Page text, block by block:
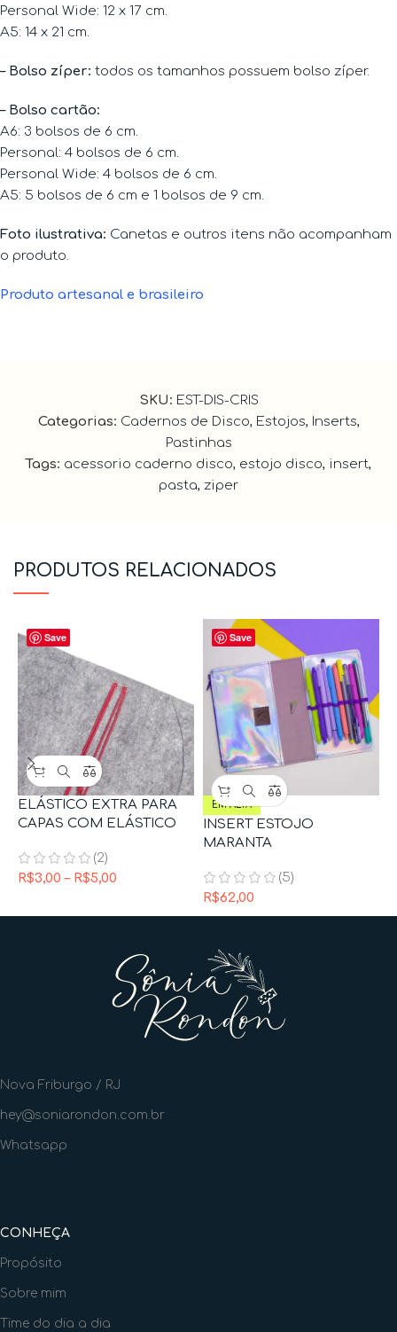
Personal Wide: 12 x 17 cm.
A5: 14 x 21 cm.
– Bolso zíper: todos os tamanhos possuem bolso zíper.
– Bolso cartão:
A6: 3 bolsos de 6 cm.
Personal: 4 bolsos de 6 cm.
Personal Wide: 4 bolsos de 6 cm.
A5: 5 bolsos de 6 cm e 1 bolsos de 9 cm.
Foto ilustrativa: Canetas e outros itens não acompanham
o produto.
Produto artesanal e brasileiro
SKU: EST-DIS-CRIS
Categorias: Cadernos de Disco, Estojos, Inserts,
Pastinhas
Tags: acessorio caderno disco, estojo disco, insert,
pasta, ziper
PRODUTOS RELACIONADOS
Save
ELÁSTICO EXTRA PARA
CAPAS COM ELÁSTICO
(2)
R$3,00 – R$5,00
Save
EM ALTA
INSERT ESTOJO
MARANTA
(5)
R$62,00
Nova Friburgo / RJ
hey@soniarondon.com.br
Whatsapp
CONHEÇA
Propósito
Sobre mim
Time do dia a dia